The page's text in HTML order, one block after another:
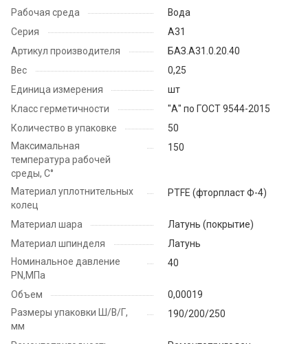
Рабочая среда
Вода
Серия
А31
Артикул производителя
БАЗ.А31.0.20.40
Вес
0,25
Единица измерения
шт
Класс герметичности
"А" по ГОСТ 9544-2015
Количество в упаковке
50
Максимальная
температура рабочей
среды, С°
150
Материал уплотнительных
колец
PTFE (фторпласт Ф-4)
Материал шара
Латунь (покрытие)
Материал шпинделя
Латунь
Номинальное давление
PN,МПа
40
Объем
0,00019
Размеры упаковки Ш/В/Г,
мм
190/200/250